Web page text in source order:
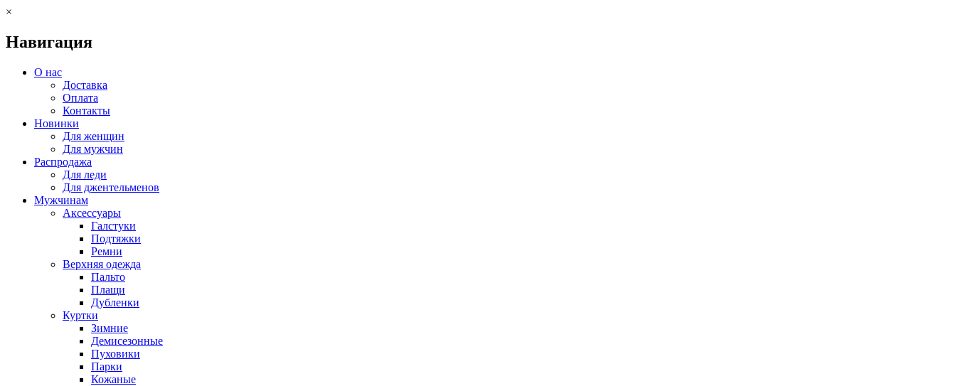
×
Навигация
О нас
Доставка
Оплата
Контакты
Новинки
Для женщин
Для мужчин
Распродажа
Для леди
Для джентельменов
Мужчинам
Аксессуары
Галстуки
Подтяжки
Ремни
Верхняя одежда
Пальто
Плащи
Дубленки
Куртки
Зимние
Демисезонные
Пуховики
Парки
Кожаные